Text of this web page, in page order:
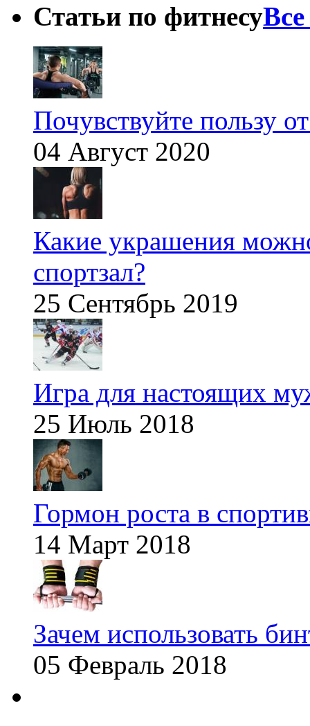
Статьи по фитнесу
Почувствуйте пользу
04 Август 2020
Какие украшения
спортзал?
25 Сентябрь 2019
Игра для настоящих
25 Июль 2018
Гормон роста в
14 Март 2018
Зачем использовать
05 Февраль 2018